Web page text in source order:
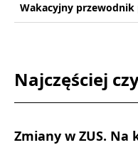
Wakacyjny
Najczęściej
Zmiany w ZUS.